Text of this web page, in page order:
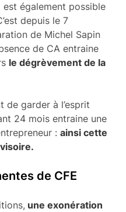
est également possible
depuis le 7
de Michel Sapin
de CA entraine
le dégrèvement de la
garder à l’esprit
24 mois entraine une
: ainsi cette
de CFE
une exonération